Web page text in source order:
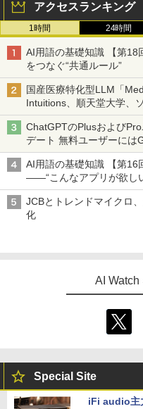
アクセスランキング
1時間 24時間
AI用語の基礎知識 【第
をつなぐ“共通ルール”
国産医療特化型LLM「
Intuitions、順天堂大学、
始
ChatGPTのPlusおよび
デート 無料ユーザーには
AI用語の基礎知識 【第16
――“こんなアプリが欲し
JCBとトレンドマイクロ
化
AI Watch
Special Site
iFi audio主